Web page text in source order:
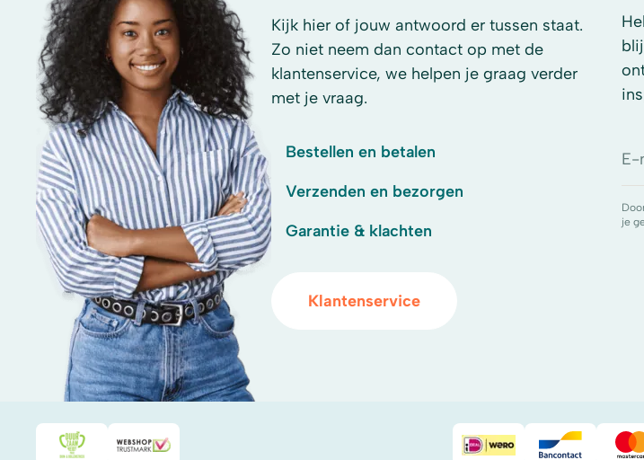
Kijk hier of jouw antwoord er tussen staat.
Zo niet neem dan contact op met de
klantenservice, we helpen je graag verder
met je vraag.
Bestellen en betalen
Verzenden en bezorgen
Garantie & klachten
Klantenservice
E-
je
Duurzaamheidsprijs duin- & bollenstreek
WebwinkelKeur iDeal Bancontact